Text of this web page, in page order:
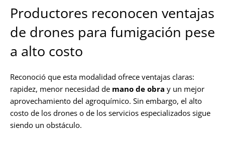
Productores reconocen ventajas
de drones para fumigación pese
a alto costo
Reconoció que esta modalidad ofrece ventajas claras:
rapidez, menor necesidad de mano de obra y un mejor
aprovechamiento del agroquímico. Sin embargo, el alto
costo de los drones o de los servicios especializados sigue
siendo un obstáculo.